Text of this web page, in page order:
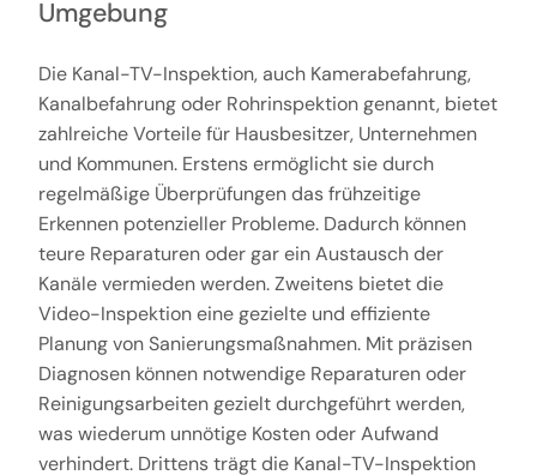
Umgebung
Die Kanal-TV-Inspektion, auch Kamerabefahrung,
Kanalbefahrung oder Rohrinspektion genannt, bietet
zahlreiche Vorteile für Hausbesitzer, Unternehmen
und Kommunen. Erstens ermöglicht sie durch
regelmäßige Überprüfungen das frühzeitige
Erkennen potenzieller Probleme. Dadurch können
teure Reparaturen oder gar ein Austausch der
Kanäle vermieden werden. Zweitens bietet die
Video-Inspektion eine gezielte und effiziente
Planung von Sanierungsmaßnahmen. Mit präzisen
Diagnosen können notwendige Reparaturen oder
Reinigungsarbeiten gezielt durchgeführt werden,
was wiederum unnötige Kosten oder Aufwand
verhindert. Drittens trägt die Kanal-TV-Inspektion